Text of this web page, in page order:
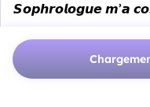
𝙎𝙤𝙥𝙝𝙧𝙤𝙡𝙤𝙜𝙪𝙚 𝙢’𝙖
Me contacter